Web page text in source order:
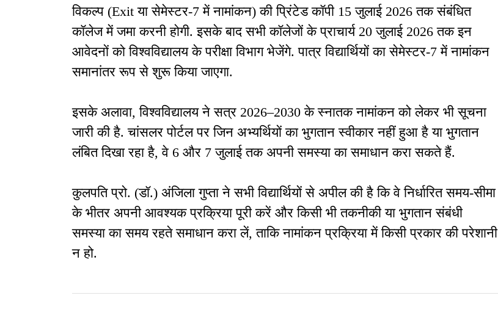
विकल्प (Exit या सेमेस्टर-7 में नामांकन) की प्रिंटेड कॉपी 15 जुलाई 2026 तक संबंधित
कॉलेज में जमा करनी होगी. इसके बाद सभी कॉलेजों के प्राचार्य 20 जुलाई 2026 तक इन
आवेदनों को विश्वविद्यालय के परीक्षा विभाग भेजेंगे. पात्र विद्यार्थियों का सेमेस्टर-7 में नामांकन
समानांतर रूप से शुरू किया जाएगा.
इसके अलावा, विश्वविद्यालय ने सत्र 2026–2030 के स्नातक नामांकन को लेकर भी सूचना
जारी की है. चांसलर पोर्टल पर जिन अभ्यर्थियों का भुगतान स्वीकार नहीं हुआ है या भुगतान
लंबित दिखा रहा है, वे 6 और 7 जुलाई तक अपनी समस्या का समाधान करा सकते हैं.
कुलपति प्रो. (डॉ.) अंजिला गुप्ता ने सभी विद्यार्थियों से अपील की है कि वे निर्धारित समय-सीमा
के भीतर अपनी आवश्यक प्रक्रिया पूरी करें और किसी भी तकनीकी या भुगतान संबंधी
समस्या का समय रहते समाधान करा लें, ताकि नामांकन प्रक्रिया में किसी प्रकार की परेशानी
न हो.